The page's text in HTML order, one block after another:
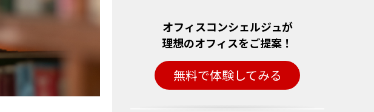
オフィスコンシェルジュが
理想のオフィスをご提案！
無料で体験してみる